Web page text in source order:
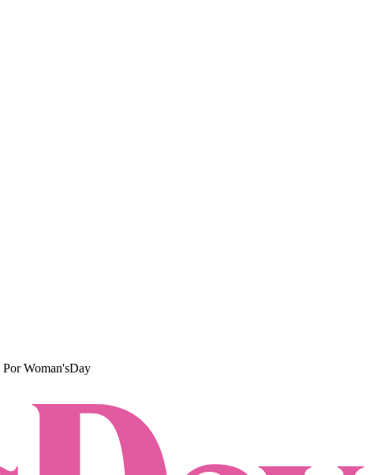
PorWoman'sDay